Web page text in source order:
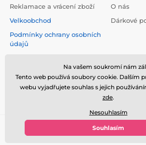
Reklamace a vrácení zboží
Velkoobchod
Podmínky ochrany osobních
údajů
cookies
O nás
Dárkové
© 2026 www.termihracky.cz ⦁ E-shop
Na vašem soukromí nám
Tento web používá soubory cookie. Dalším
webu vyjadřujete souhlas s jejich
zde.
Nesouhlasím
Souhlasím